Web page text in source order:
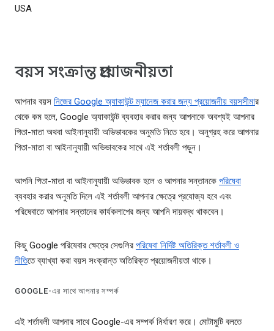
USA
বয়স সংক্রান্ত প্রয়োজনীয়তা
আপনার বয়স নিজের Google অ্যাকাউন্ট ম্যানেজ করার জন্য প্রয়োজনীয় বয়সসীমার
থেকে কম হলে, Google অ্যাকাউন্ট ব্যবহার করার জন্য আপনাকে অবশ্যই আপনার
পিতা-মাতা অথবা আইনানুযায়ী অভিভাবকের অনুমতি নিতে হবে। অনুগ্রহ করে আপনার
পিতা-মাতা বা আইনানুযায়ী অভিভাবকের সাথে এই শর্তাবলী পড়ুন।
আপনি পিতা-মাতা বা আইনানুযায়ী অভিভাবক হলে ও আপনার সন্তানকে পরিষেবা
ব্যবহার করার অনুমতি দিলে এই শর্তাবলী আপনার ক্ষেত্রে প্রযোজ্য হবে এবং
পরিষেবাতে আপনার সন্তানের কার্যকলাপের জন্য আপনি দায়বদ্ধ থাকবেন।
কিছু Google পরিষেবার ক্ষেত্রে সেগুলির পরিষেবা নির্দিষ্ট অতিরিক্ত শর্তাবলী ও
নীতিতে ব্যাখ্যা করা বয়স সংক্রান্ত অতিরিক্ত প্রয়োজনীয়তা থাকে।
GOOGLE-এর সাথে আপনার সম্পর্ক
এই শর্তাবলী আপনার সাথে Google-এর সম্পর্ক নির্ধারণ করে। মোটামুটি বলতে